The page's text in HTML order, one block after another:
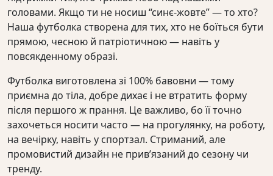
головами. Якщо ти не носиш “синє-жовте” — то хто?
Наша футболка створена для тих, хто не боїться бути
прямою, чесною й патріотичною — навіть у
повсякденному образі.
Футболка виготовлена зі 100% бавовни — тому
приємна до тіла, добре дихає і не втратить форму
після першого ж прання. Це важливо, бо її точно
захочеться носити часто — на прогулянку, на роботу,
на вечірку, навіть у спортзал. Стриманий, але
промовистий дизайн не прив’язаний до сезону чи
тренду.